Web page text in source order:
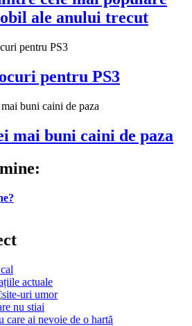
ale anului trecut
pentru PS3
mai buni caini de paza
actuale
nu stiai
care ai nevoie de o hartă